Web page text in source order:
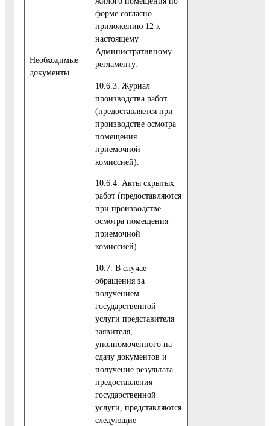
Необходимые
документы
форме согласно
приложению 12 к
настоящему
Административному
регламенту.
10.6.3. Журнал
производства работ
(предоставляется при
производстве осмотра
помещения
приемочной
комиссией).
10.6.4. Акты скрытых
работ (предоставляются
при производстве
осмотра помещения
приемочной
комиссией).
10.7. В случае
обращения за
получением
государственной
услуги представителя
заявителя,
уполномоченного на
сдачу документов и
получение результата
предоставления
государственной
услуги, представляются
следующие